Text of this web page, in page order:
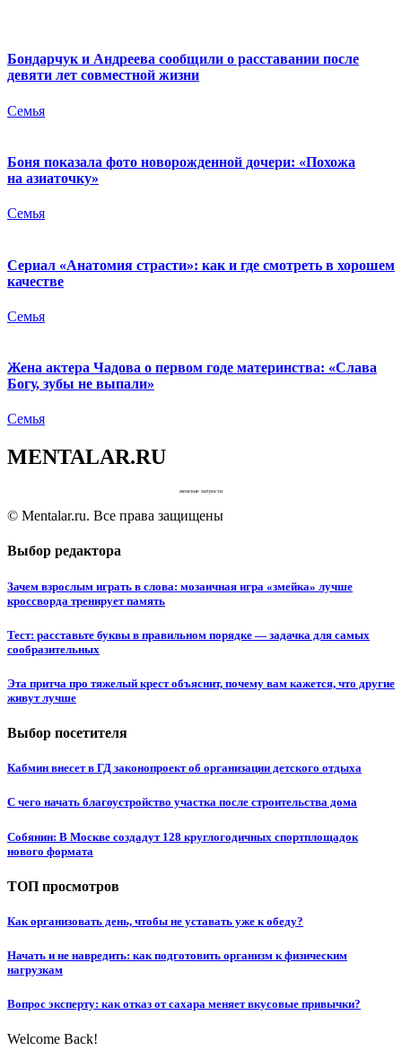
Бондарчук и Андреева сообщили о расставании после
девяти лет совместной жизни
Семья
Боня показала фото новорожденной дочери: «Похожа
на азиаточку»
Семья
Сериал «Анатомия страсти»: как и где смотреть в хорошем
качестве
Семья
Жена актера Чадова о первом годе материнства: «Слава
Богу, зубы не выпали»
Семья
MENTALAR.RU
женские хитрости
© Mentalar.ru. Все права защищены
Выбор редактора
Зачем взрослым играть в слова: мозаичная игра «змейка» лучше
кроссворда тренирует память
Тест: расставьте буквы в правильном порядке — задачка для самых
сообразительных
Эта притча про тяжелый крест объяснит, почему вам кажется, что другие
живут лучше
Выбор посетителя
Кабмин внесет в ГД законопроект об организации детского отдыха
С чего начать благоустройство участка после строительства дома
Собянин: В Москве создадут 128 круглогодичных спортплощадок
нового формата
ТОП просмотров
Как организовать день, чтобы не уставать уже к обеду?
Начать и не навредить: как подготовить организм к физическим
нагрузкам
Вопрос эксперту: как отказ от сахара меняет вкусовые привычки?
Welcome Back!